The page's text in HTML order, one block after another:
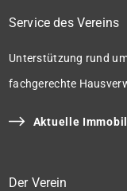
Der Verein
Service des Vereins
Unterstützung rund
fachgerechte
Aktuelle